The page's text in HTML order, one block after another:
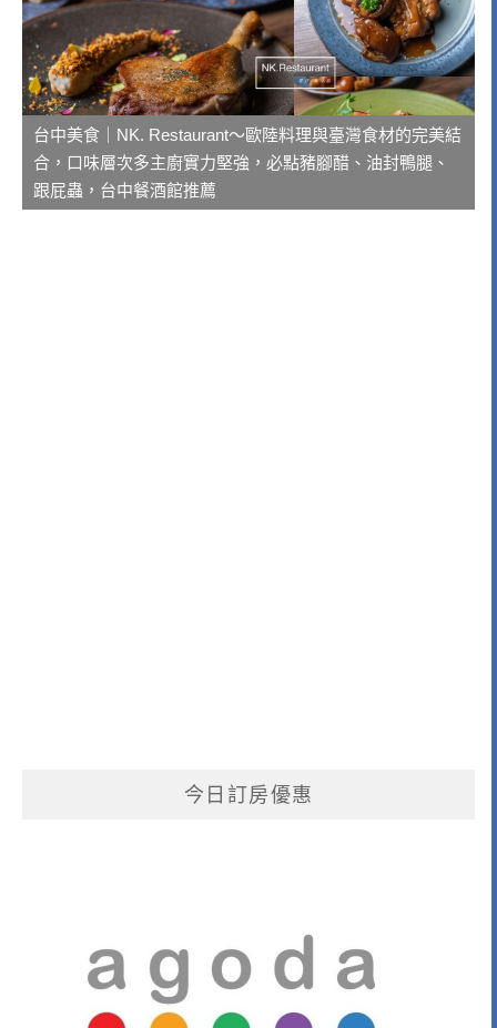
台中美食｜NK. Restaurant～歐陸料理與臺灣食材的完美結
合，口味層次多主廚實力堅強，必點豬腳醋、油封鴨腿、
跟屁蟲，台中餐酒館推薦
今日訂房優惠